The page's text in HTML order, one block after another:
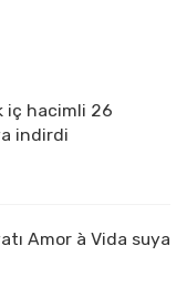
iç hacimli 26
indirdi
Amor à Vida suya